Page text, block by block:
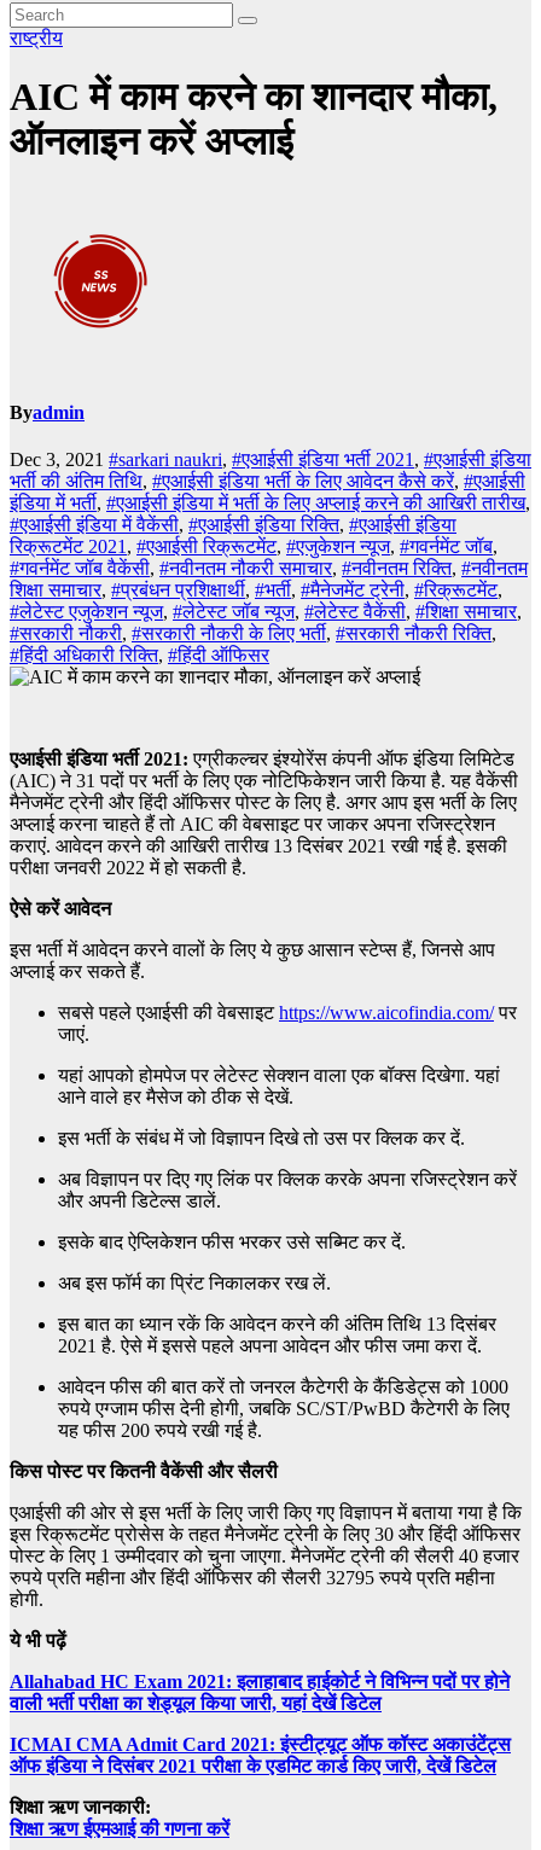
राष्ट्रीय
AIC में काम करने का शानदार मौका,
ऑनलाइन करें अप्लाई
Byadmin
Dec 3, 2021 #sarkari naukri, #एआईसी इंडिया भर्ती 2021, #एआईसी इंडिया
भर्ती की अंतिम तिथि, #एआईसी इंडिया भर्ती के लिए आवेदन कैसे करें, #एआईसी
इंडिया में भर्ती, #एआईसी इंडिया में भर्ती के लिए अप्लाई करने की आखिरी तारीख,
#एआईसी इंडिया में वैकेंसी, #एआईसी इंडिया रिक्ति, #एआईसी इंडिया
रिक्रूटमेंट 2021, #एआईसी रिक्रूटमेंट, #एजुकेशन न्यूज, #गवर्नमेंट जॉब,
#गवर्नमेंट जॉब वैकेंसी, #नवीनतम नौकरी समाचार, #नवीनतम रिक्ति, #नवीनतम
शिक्षा समाचार, #प्रबंधन प्रशिक्षार्थी, #भर्ती, #मैनेजमेंट ट्रेनी, #रिक्रूटमेंट,
#लेटेस्ट एजुकेशन न्यूज, #लेटेस्ट जॉब न्यूज, #लेटेस्ट वैकेंसी, #शिक्षा समाचार,
#सरकारी नौकरी, #सरकारी नौकरी के लिए भर्ती, #सरकारी नौकरी रिक्ति,
#हिंदी अधिकारी रिक्ति, #हिंदी ऑफिसर
एआईसी इंडिया भर्ती 2021: एग्रीकल्चर इंश्योरेंस कंपनी ऑफ इंडिया लिमिटेड
(AIC) ने 31 पदों पर भर्ती के लिए एक नोटिफिकेशन जारी किया है. यह वैकेंसी
मैनेजमेंट ट्रेनी और हिंदी ऑफिसर पोस्ट के लिए है. अगर आप इस भर्ती के लिए
अप्लाई करना चाहते हैं तो AIC की वेबसाइट पर जाकर अपना रजिस्ट्रेशन
कराएं. आवेदन करने की आखिरी तारीख 13 दिसंबर 2021 रखी गई है. इसकी
परीक्षा जनवरी 2022 में हो सकती है.
ऐसे करें आवेदन
इस भर्ती में आवेदन करने वालों के लिए ये कुछ आसान स्टेप्स हैं, जिनसे आप
अप्लाई कर सकते हैं.
सबसे पहले एआईसी की वेबसाइटhttps://www.aicofindia.com/पर
जाएं.
यहां आपको होमपेज पर लेटेस्ट सेक्शन वाला एक बॉक्स दिखेगा. यहां
आने वाले हर मैसेज को ठीक से देखें.
इस भर्ती के संबंध में जो विज्ञापन दिखे तो उस पर क्लिक कर दें.
अब विज्ञापन पर दिए गए लिंक पर क्लिक करके अपना रजिस्ट्रेशन करें
और अपनी डिटेल्स डालें.
इसके बाद ऐप्लिकेशन फीस भरकर उसे सब्मिट कर दें.
अब इस फॉर्म का प्रिंट निकालकर रख लें.
इस बात का ध्यान रकें कि आवेदन करने की अंतिम तिथि 13 दिसंबर
2021 है. ऐसे में इससे पहले अपना आवेदन और फीस जमा करा दें.
आवेदन फीस की बात करें तो जनरल कैटेगरी के कैंडिडेट्स को 1000
रुपये एग्जाम फीस देनी होगी, जबकि SC/ST/PwBD कैटेगरी के लिए
यह फीस 200 रुपये रखी गई है.
किस पोस्ट पर कितनी वैकेंसी और सैलरी
एआईसी की ओर से इस भर्ती के लिए जारी किए गए विज्ञापन में बताया गया है कि
इस रिक्रूटमेंट प्रोसेस के तहत मैनेजमेंट ट्रेनी के लिए 30 और हिंदी ऑफिसर
पोस्ट के लिए 1 उम्मीदवार को चुना जाएगा. मैनेजमेंट ट्रेनी की सैलरी 40 हजार
रुपये प्रति महीना और हिंदी ऑफिसर की सैलरी 32795 रुपये प्रति महीना
होगी.
ये भी पढ़ें
Allahabad HC Exam 2021: इलाहाबाद हाईकोर्ट ने विभिन्न पदों पर होने
वाली भर्ती परीक्षा का शेड्यूल किया जारी, यहां देखें डिटेल
ICMAI CMA Admit Card 2021: इंस्टीट्यूट ऑफ कॉस्ट अकाउंटेंट्स
ऑफ इंडिया ने दिसंबर 2021 परीक्षा के एडमिट कार्ड किए जारी, देखें डिटेल
शिक्षा ऋण जानकारी:
शिक्षा ऋण ईएमआई की गणना करें